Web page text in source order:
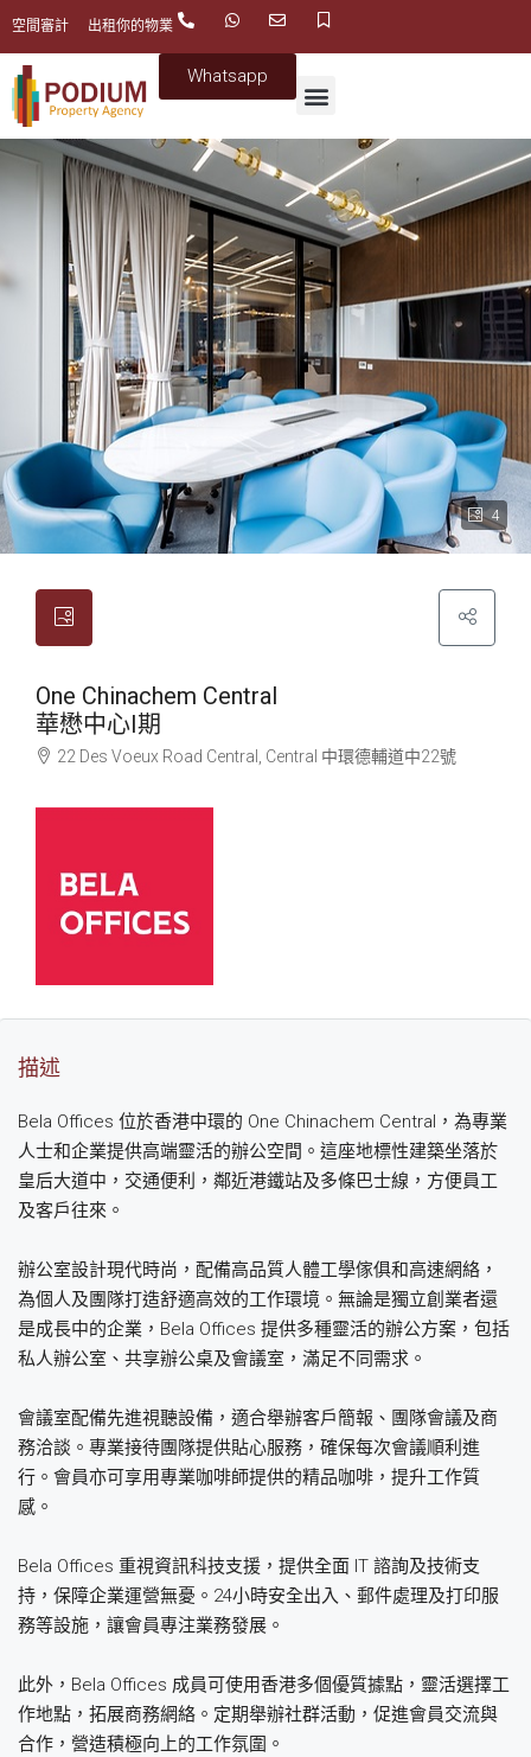
空間審計 出租你的物業
Whatsapp
4
One Chinachem Central
華懋中心I期
22 Des Voeux Road Central, Central 中環德輔道中22號
描述
Bela Offices 位於香港中環的 One Chinachem Central，為專業
人士和企業提供高端靈活的辦公空間。這座地標性建築坐落於
皇后大道中，交通便利，鄰近港鐵站及多條巴士線，方便員工
及客戶往來。
辦公室設計現代時尚，配備高品質人體工學傢俱和高速網絡，
為個人及團隊打造舒適高效的工作環境。無論是獨立創業者還
是成長中的企業，Bela Offices 提供多種靈活的辦公方案，包括
私人辦公室、共享辦公桌及會議室，滿足不同需求。
會議室配備先進視聽設備，適合舉辦客戶簡報、團隊會議及商
務洽談。專業接待團隊提供貼心服務，確保每次會議順利進
行。會員亦可享用專業咖啡師提供的精品咖啡，提升工作質
感。
Bela Offices 重視資訊科技支援，提供全面 IT 諮詢及技術支
持，保障企業運營無憂。24小時安全出入、郵件處理及打印服
務等設施，讓會員專注業務發展。
此外，Bela Offices 成員可使用香港多個優質據點，靈活選擇工
作地點，拓展商務網絡。定期舉辦社群活動，促進會員交流與
合作，營造積極向上的工作氛圍。